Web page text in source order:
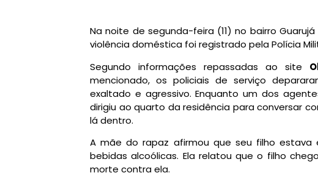
Na noite de segunda-feira (11) no bairro
violência doméstica foi registrado pela Polícia
Segundo informações repassadas ao site
mencionado, os policiais de serviço
exaltado e agressivo. Enquanto um dos
dirigiu ao quarto da residência para conversar
lá dentro.
A mãe do rapaz afirmou que seu filho
bebidas alcoólicas. Ela relatou que o filho
morte contra ela.